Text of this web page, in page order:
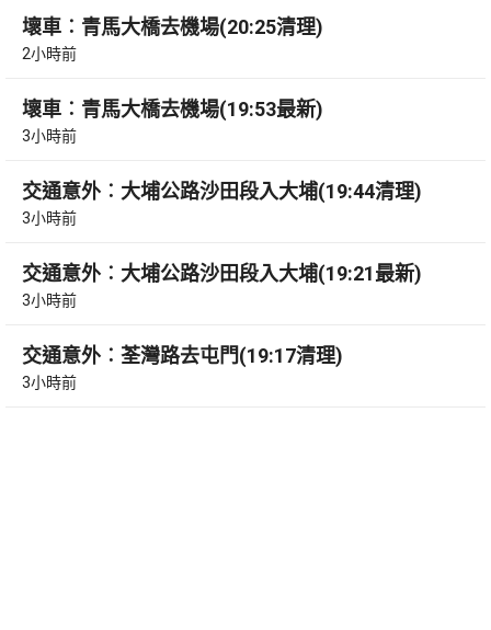
壞車︰青馬大橋去機場(20:25清理)
2小時前
壞車︰青馬大橋去機場(19:53最新)
3小時前
交通意外︰大埔公路沙田段入大埔(19:44清理)
3小時前
交通意外︰大埔公路沙田段入大埔(19:21最新)
3小時前
交通意外︰荃灣路去屯門(19:17清理)
3小時前